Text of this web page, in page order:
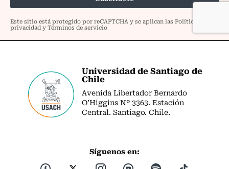
Universidad de Santiago de
Chile
Avenida Libertador Bernardo
O’Higgins Nº 3363. Estación
Central. Santiago. Chile.
Síguenos en: